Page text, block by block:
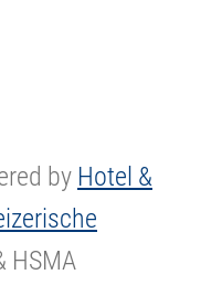
by Hotel &
HSMA